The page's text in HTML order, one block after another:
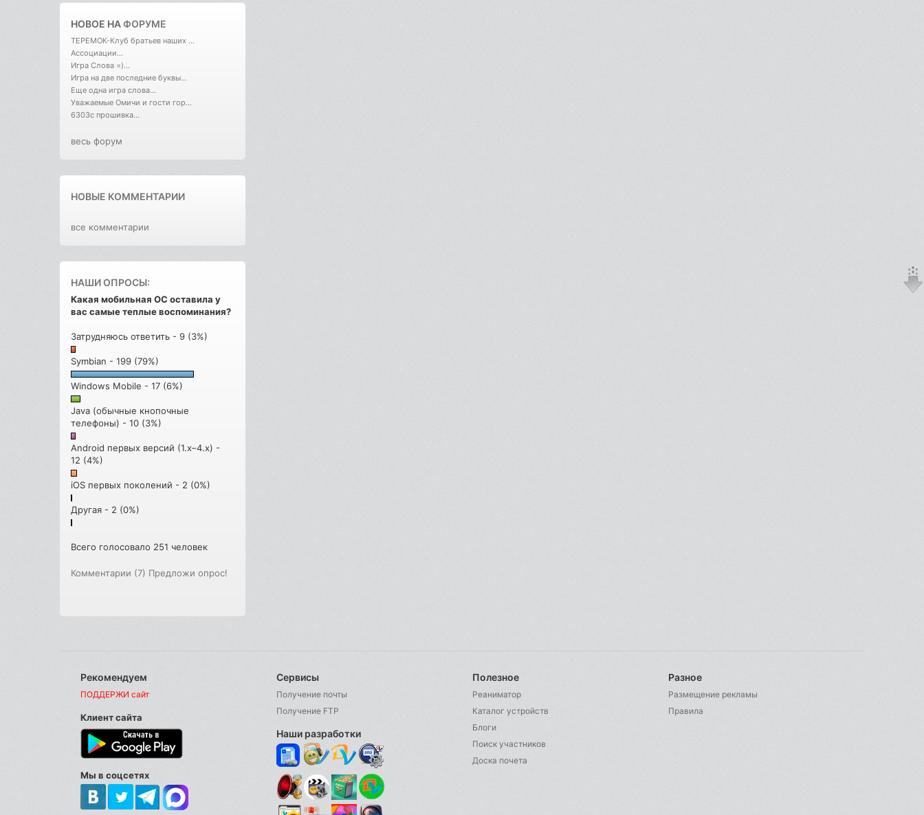
НОВОЕ НАФОРУМЕ
ТЕРЕМОК-Клуб братьев наших ...
Ассоциации...
Игра Слова =)...
Игра на две последние буквы...
Еще одна игра слова...
Уважаемые Омичи и гости гор...
6303с прошивка...
весь форум
НОВЫЕ КОММЕНТАРИИ
все комментарии
НАШИ ОПРОСЫ:
Какая мобильная ОС оставила у
вас самые теплые воспоминания?
Затрудняюсь ответить - 9 (3%)
Symbian - 199 (79%)
Windows Mobile - 17 (6%)
Java (обычные кнопочные
телефоны) - 10 (3%)
Android первых версий (1.x–4.x) -
12 (4%)
iOS первых поколений - 2 (0%)
Другая - 2 (0%)
Всего голосовало 251 человек
Комментарии (7) Предложи опрос!
Рекомендуем
ПОДДЕРЖИ сайт
Клиент сайта
Мы в соцсетях
Сервисы
Получение почты
Получение FTP
Наши разработки
Полезное
Реаниматор
Каталог устройств
Блоги
Поиск участников
Доска почета
Разное
Размещение рекламы
Правила